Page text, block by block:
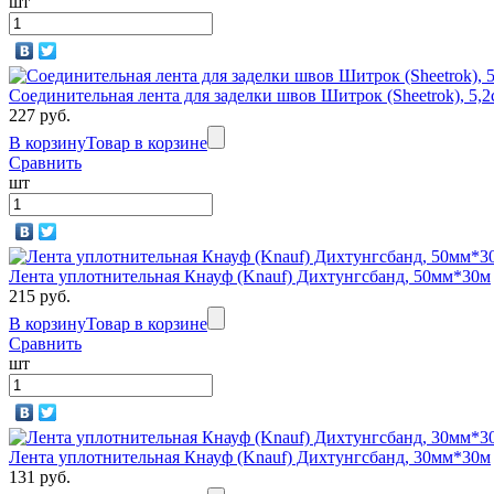
Соединительная лента для заделки швов Шитрок (Sheetrok),
227 руб.
В корзинуТовар в корзине
Сравнить
шт
Лента уплотнительная Кнауф (Knauf) Дихтунгсбанд, 50мм*30м
215 руб.
В корзинуТовар в корзине
Сравнить
шт
Лента уплотнительная Кнауф (Knauf) Дихтунгсбанд, 30мм*30м
131 руб.